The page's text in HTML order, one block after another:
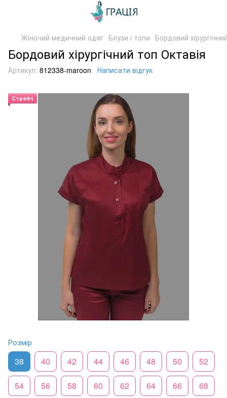
Жіночий медичний одяг Блузи і топи Бордовий
Бордовий хірургічний топ Октавія
Артикул: 812338-maroon Написати відгук
Стрейч
Розмір
38 40 42 44 46 48 50 52
54 56 58 60 62 64 66 68